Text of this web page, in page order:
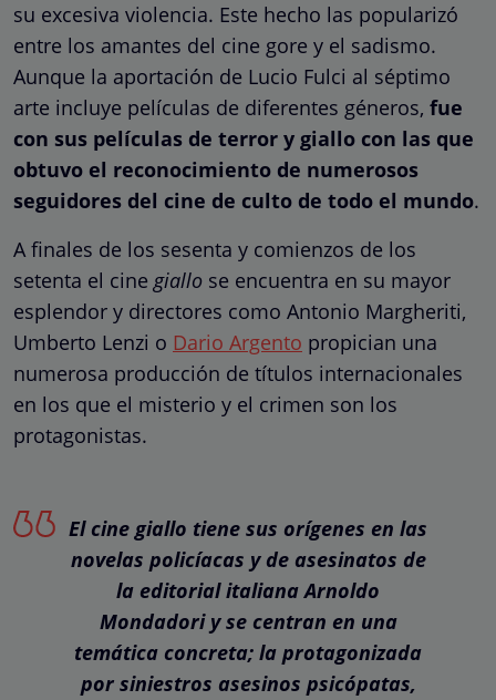
su excesiva violencia. Este hecho las popularizó
entre los amantes del cine gore y el sadismo.
Aunque la aportación de Lucio Fulci al séptimo
arte incluye películas de diferentes géneros, fue
con sus películas de terror y giallo con las que
obtuvo el reconocimiento de numerosos
seguidores del cine de culto de todo el mundo.
A finales de los sesenta y comienzos de los
setenta el cinegiallo se encuentra en su mayor
esplendor y directores como Antonio Margheriti,
Umberto Lenzi o Dario Argento propician una
numerosa producción de títulos internacionales
en los que el misterio y el crimen son los
protagonistas.
El cine giallo tiene sus orígenes en las
novelas policíacas y de asesinatos de
la editorial italiana Arnoldo
Mondadori y se centran en una
temática concreta; la protagonizada
por siniestros asesinos psicópatas,